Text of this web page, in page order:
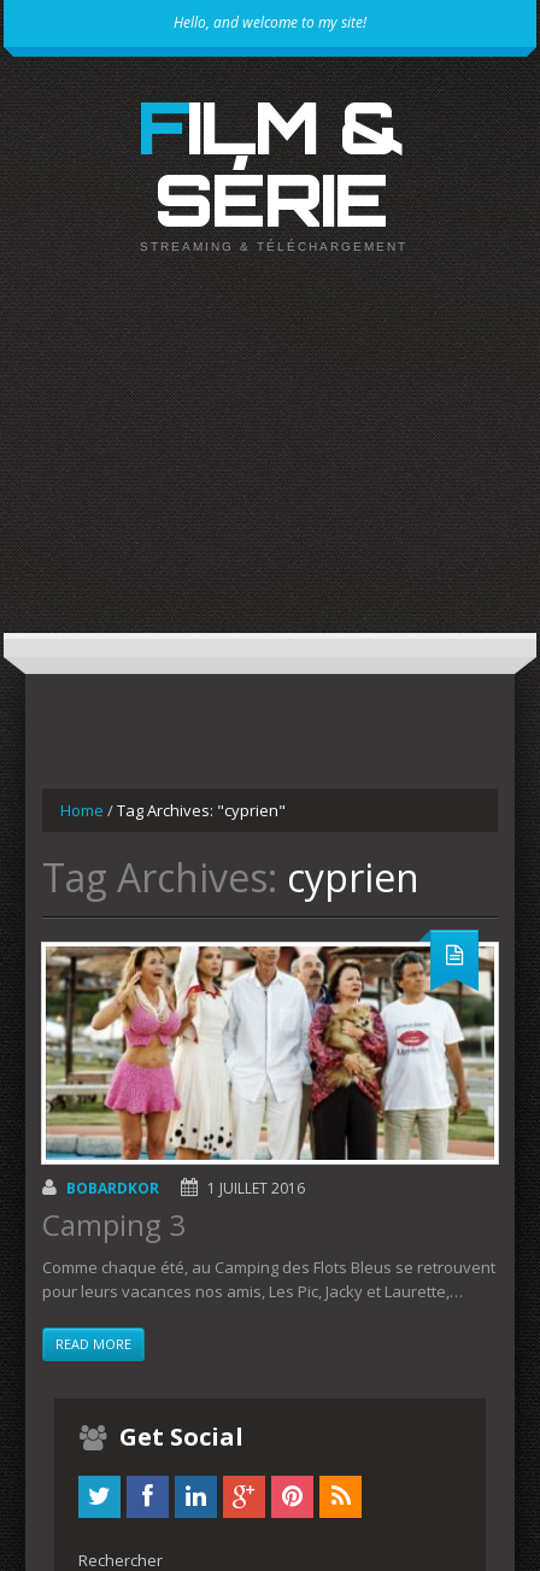
Hello, and welcome to my site!
FILM &
SÉRIE
STREAMING & TÉLÉCHARGEMENT
Home /Tag Archives: "cyprien"
Tag Archives: cyprien
BOBARDKOR 1 JUILLET 2016
Camping 3
Comme chaque été, au Camping des Flots Bleus se retrouvent
pour leurs vacances nos amis, Les Pic, Jacky et Laurette,…
READ MORE
Get Social
Rechercher